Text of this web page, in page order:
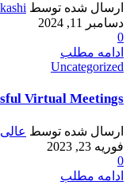
ارسال شده توسط
دسامبر 11, 2024
0
ادامه مطلب
Uncategorized
Virtual Meetings
ارسال شده توسط
فوریه 23, 2023
0
ادامه مطلب